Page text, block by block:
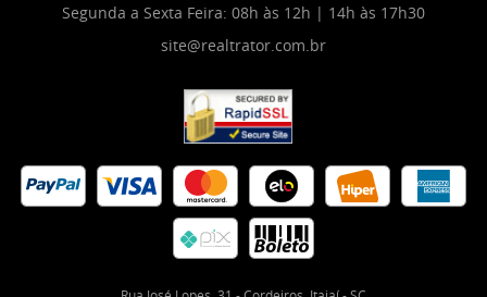
Segunda a Sexta Feira: 08h às 12h | 14h às 17h30
site@realtrator.com.br